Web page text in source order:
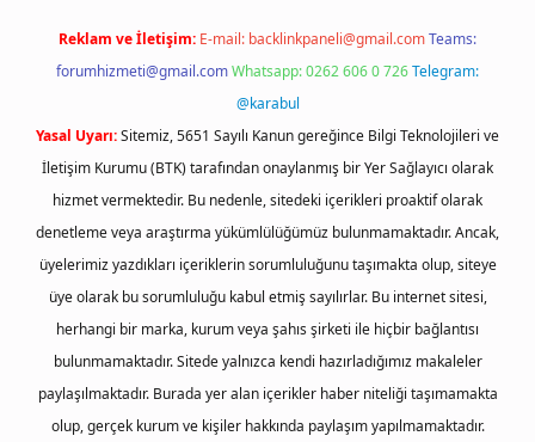
Reklam ve İletişim: E-mail: backlinkpaneli@gmail.comTeams:
forumhizmeti@gmail.comWhatsapp: 0262 606 0 726Telegram:
@karabul
Yasal Uyarı:Sitemiz, 5651 Sayılı Kanun gereğince Bilgi Teknolojileri ve
İletişim Kurumu (BTK) tarafından onaylanmış bir Yer Sağlayıcı olarak
hizmet vermektedir. Bu nedenle, sitedeki içerikleri proaktif olarak
denetleme veya araştırma yükümlülüğümüz bulunmamaktadır. Ancak,
üyelerimiz yazdıkları içeriklerin sorumluluğunu taşımakta olup, siteye
üye olarak bu sorumluluğu kabul etmiş sayılırlar. Bu internet sitesi,
herhangi bir marka, kurum veya şahıs şirketi ile hiçbir bağlantısı
bulunmamaktadır. Sitede yalnızca kendi hazırladığımız makaleler
paylaşılmaktadır. Burada yer alan içerikler haber niteliği taşımamakta
olup, gerçek kurum ve kişiler hakkında paylaşım yapılmamaktadır.